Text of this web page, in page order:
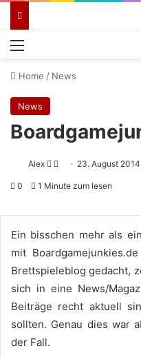
Menü
Home / News
News
Alex
Follow
Sende
E-
23. August 2014
0 1 Minute zum lesen
Ein bisschen mehr als
mit
Brettspieleblog gedacht,
sich in eine News/
Beiträge recht aktuell
sollten. Genau dies war
der Fall.